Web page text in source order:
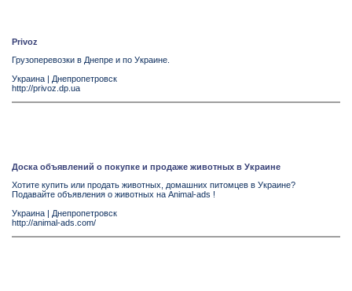
Privoz
Грузоперевозки в Днепре и по Украине.
Украина | Днепропетровск
http://privoz.dp.ua
Доска объявлений о покупке и продаже животных в Украине
Хотите купить или продать животных, домашних питомцев в Украине?
Подавайте объявления о животных на Animal-ads !
Украина | Днепропетровск
http://animal-ads.com/